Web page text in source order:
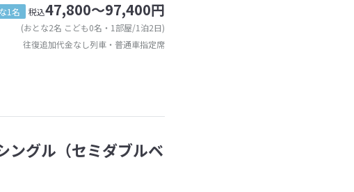
1名 税込47,800～97,400円
(おとな2名 こども0名・1部屋/1泊2日)
往復追加代金なし列車・普通車指定席
ングル（セミダブルベ